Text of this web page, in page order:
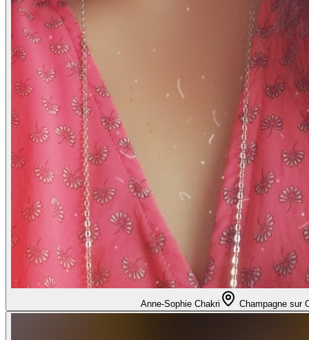
Anne-Sophie Chakri Champagne sur